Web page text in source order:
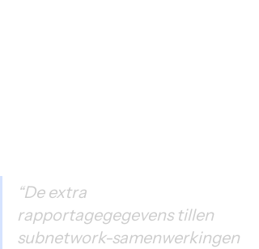
“De extra
rapportagegegevens tillen
subnetwork-samenwerkingen